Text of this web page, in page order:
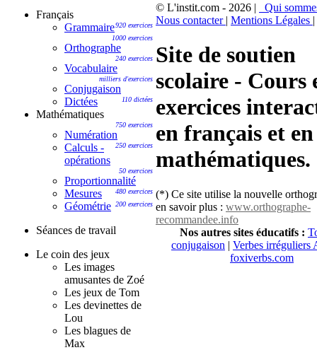
Français
920 exercices
Grammaire
1000 exercices
Orthographe
240 exercices
Vocabulaire
milliers d'exercices
Conjugaison
110 dictées
Dictées
Mathématiques
750 exercices
Numération
250 exercices
Calculs -
opérations
50 exercices
Proportionnalité
480 exercices
Mesures
200 exercices
Géométrie
Séances de travail
Le coin des jeux
Les images
amusantes de Zoé
Les jeux de Tom
Les devinettes de
Lou
Les blagues de
Max
© L'instit.com - 2026 |
Qui
Nous contacter | Mentions Légales |
Site de soutien
scolaire - Cours
exercices
en français et en
mathématiques.
(*) Ce site utilise la nouvelle
en savoir plus : www.orthographe-
recommandee.info
Nos autres sites éducatifs :
conjugaison | Verbes irréguliers
foxiverbs.com